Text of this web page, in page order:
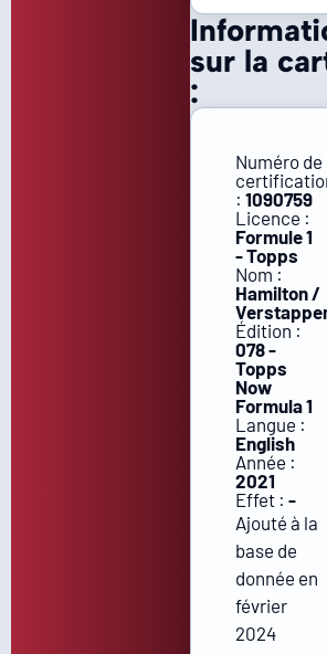
sur la
:
Numéro de
: 1090759
Licence :
Formule 1
- Topps
Nom :
Hamilton /
Édition :
078 -
Topps
Now
Formula 1
Langue :
English
Année :
2021
Effet : -
Ajouté à la
base de
donnée en
février
2024